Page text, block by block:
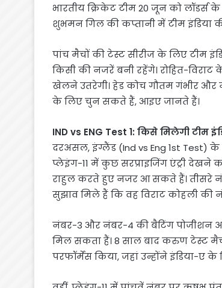
भारतीय क्रिकेट टीम 20 जून को
शुभमन गिल की कप्तानी में टीम इंडिया
पांच मैचों की टेस्ट सीरीज के लिए टीम
किसी की नजरें बनी रहेंगे। रोहित-
खेलने उतरेगी। हेड कोच गौतम गंभीर
के लिए चुन सकते हैं, आइए जानते हैं।
IND vs ENG Test 1: किसे मिलेगी टीम
दरअसल, इंग्लैंड (Ind vs Eng 1st
प्लेइंग-11 में कुछ सरप्राइजिंग एंट्री
राहुल करते हुए नजर आ सकते हैं। तीसरे
सुझाव मिले हैं कि वह विराट कोहली
नंबर-3 और नंबर-4 की बैटिंग पोजीशन
मिल सकता हैं। 8 साल बाद करुण टेस्ट
परफॉर्मेंस किया, जहां उन्होंने इंडिया-ए